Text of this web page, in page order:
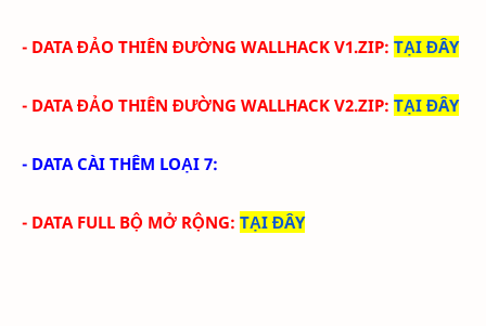
- DATA ĐẢO THIÊN ĐƯỜNG WALLHACK V1.ZIP: TẠI ĐÂY
- DATAĐẢO THIÊN ĐƯỜNG WALLHACK V2.ZIP: TẠI ĐÂY
- DATA CÀI THÊM LOẠI 7:
- DATA FULL BỘ MỞ RỘNG: TẠI ĐÂY